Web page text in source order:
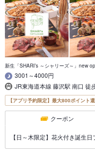
新生「SHARI’s ～シャリーズ～」new
3001～4000円
JR東海道本線 藤沢駅 南口 徒
【アプリ予約限定】最大800ポイント
クーポン
【日～木限定】花火付き誕生